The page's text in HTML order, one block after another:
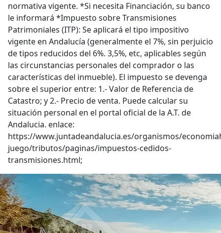
normativa vigente. *Si necesita Financiación, su banco
le informará *Impuesto sobre Transmisiones
Patrimoniales (ITP): Se aplicará el tipo impositivo
vigente en Andalucía (generalmente el 7%, sin perjuicio
de tipos reducidos del 6%. 3,5%, etc, aplicables según
las circunstancias personales del comprador o las
características del inmueble). El impuesto se devenga
sobre el superior entre: 1.- Valor de Referencia de
Catastro; y 2.- Precio de venta. Puede calcular su
situación personal en el portal oficial de la A.T. de
Andalucia. enlace:
https://www.juntadeandalucia.es/organismos/
juego/tributos/paginas/impuestos-cedidos-
transmisiones.html;